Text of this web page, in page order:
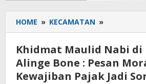
HOME » KECAMATAN »
Maulid
Nabi
di
Mesjid
Raya
Khidmat Maulid Nabi di
Alinge Bone : Pesan
Kewajiban Pajak Jadi